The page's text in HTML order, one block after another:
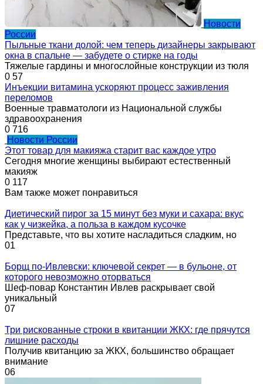
Новости
России
Пыльные ткани долой: чем теперь дизайнеры закрывают
окна в спальне — забудете о стирке на годы
Тяжелые гардины и многослойные конструкции из тюля
0 57
Инъекции витамина ускоряют процесс заживления
переломов
Военные травматологи из Национальной службы
здравоохранения
0 716
Новости России
Этот товар для макияжа старит вас каждое утро
Сегодня многие женщины выбирают естественный
макияж
0 117
Вам также может понравиться
Диетический пирог за 15 минут без муки и сахара: вкус
как у чизкейка, а польза в каждом кусочке
Представьте, что вы хотите насладиться сладким, но
01
Борщ по-Ивлевски: ключевой секрет — в бульоне, от
которого невозможно оторваться
Шеф-повар Константин Ивлев раскрывает свой
уникальный
07
Три рискованные строки в квитанции ЖКХ: где прячутся
лишние расходы
Получив квитанцию за ЖКХ, большинство обращает
внимание
06